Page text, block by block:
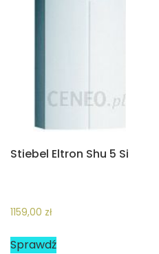
Stiebel Eltron Shu 5 Si
1159,00 zł
Sprawdź